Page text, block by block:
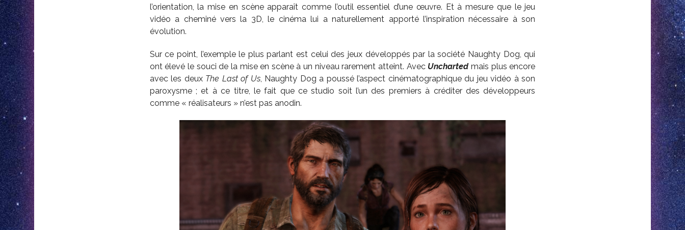
l’orientation, la mise en scène apparaît comme l’outil essentiel d’une œuvre. Et à mesure que le jeu
vidéo a cheminé vers la 3D, le cinéma lui a naturellement apporté l’inspiration nécessaire à son
évolution.
Sur ce point, l’exemple le plus parlant est celui des jeux développés par la société Naughty Dog, qui
ont élevé le souci de la mise en scène à un niveau rarement atteint. Avec Uncharted mais plus encore
avec les deux The Last of Us, Naughty Dog a poussé l’aspect cinématographique du jeu vidéo à son
paroxysme ; et à ce titre, le fait que ce studio soit l’un des premiers à créditer des développeurs
comme « réalisateurs » n’est pas anodin.